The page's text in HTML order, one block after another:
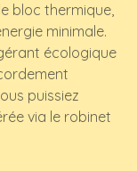
bloc thermique,
minimale.
écologique
puissiez
via le robinet